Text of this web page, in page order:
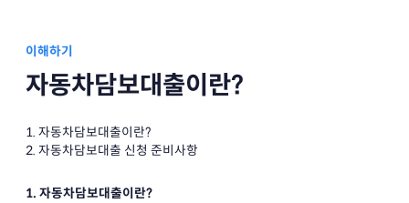
이해하기
자동차담보대출이란?
1. 자동차담보대출이란?
2. 자동차담보대출 신청 준비사항
1. 자동차담보대출이란?